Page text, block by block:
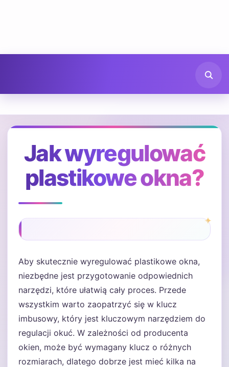
Jak wyregulować
plastikowe okna?
Aby skutecznie wyregulować plastikowe okna,
niezbędne jest przygotowanie odpowiednich
narzędzi, które ułatwią cały proces. Przede
wszystkim warto zaopatrzyć się w klucz
imbusowy, który jest kluczowym narzędziem do
regulacji okuć. W zależności od producenta
okien, może być wymagany klucz o różnych
rozmiarach, dlatego dobrze jest mieć kilka na